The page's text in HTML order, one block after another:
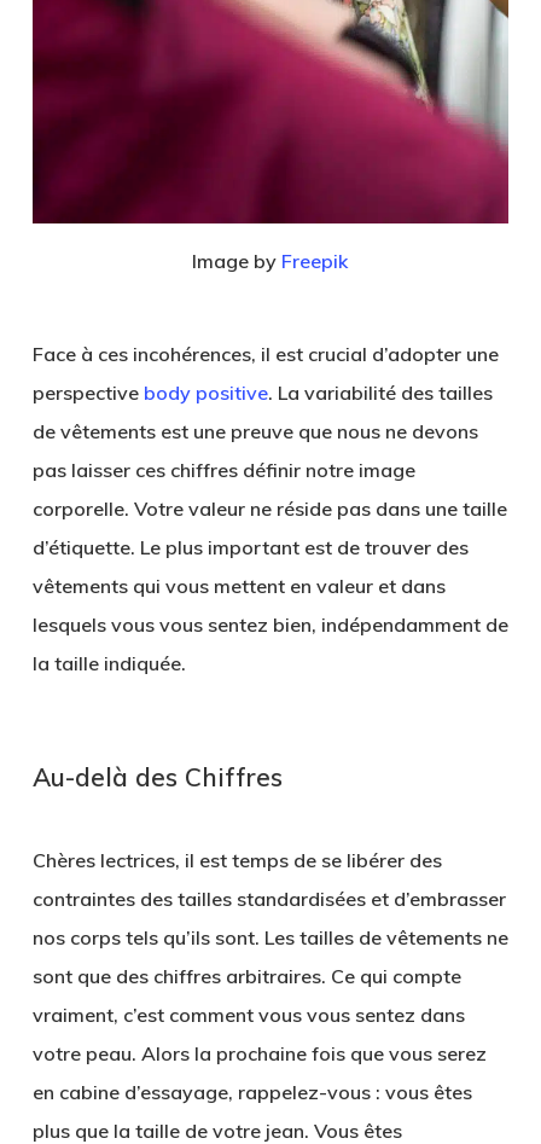
Image by Freepik
Face à ces incohérences, il est crucial d’adopter une
perspective body positive. La variabilité des tailles
de vêtements est une preuve que nous ne devons
pas laisser ces chiffres définir notre image
corporelle. Votre valeur ne réside pas dans une taille
d’étiquette. Le plus important est de trouver des
vêtements qui vous mettent en valeur et dans
lesquels vous vous sentez bien, indépendamment de
la taille indiquée.
Au-delà des Chiffres
Chères lectrices, il est temps de se libérer des
contraintes des tailles standardisées et d’embrasser
nos corps tels qu’ils sont. Les tailles de vêtements ne
sont que des chiffres arbitraires. Ce qui compte
vraiment, c’est comment vous vous sentez dans
votre peau. Alors la prochaine fois que vous serez
en cabine d’essayage, rappelez-vous : vous êtes
plus que la taille de votre jean. Vous êtes